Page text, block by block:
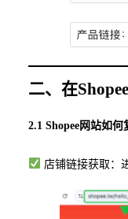
二、在
2.1 Shopee网站如
店铺链接获取：